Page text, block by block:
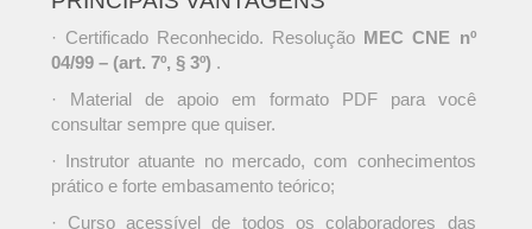
· Certificado Reconhecido. Resolução MEC CNE nº
04/99 – (art. 7º, § 3º) .
· Material de apoio em formato PDF para você
consultar sempre que quiser.
· Instrutor atuante no mercado, com conhecimentos
prático e forte embasamento teórico;
· Curso acessível de todos os colaboradores das